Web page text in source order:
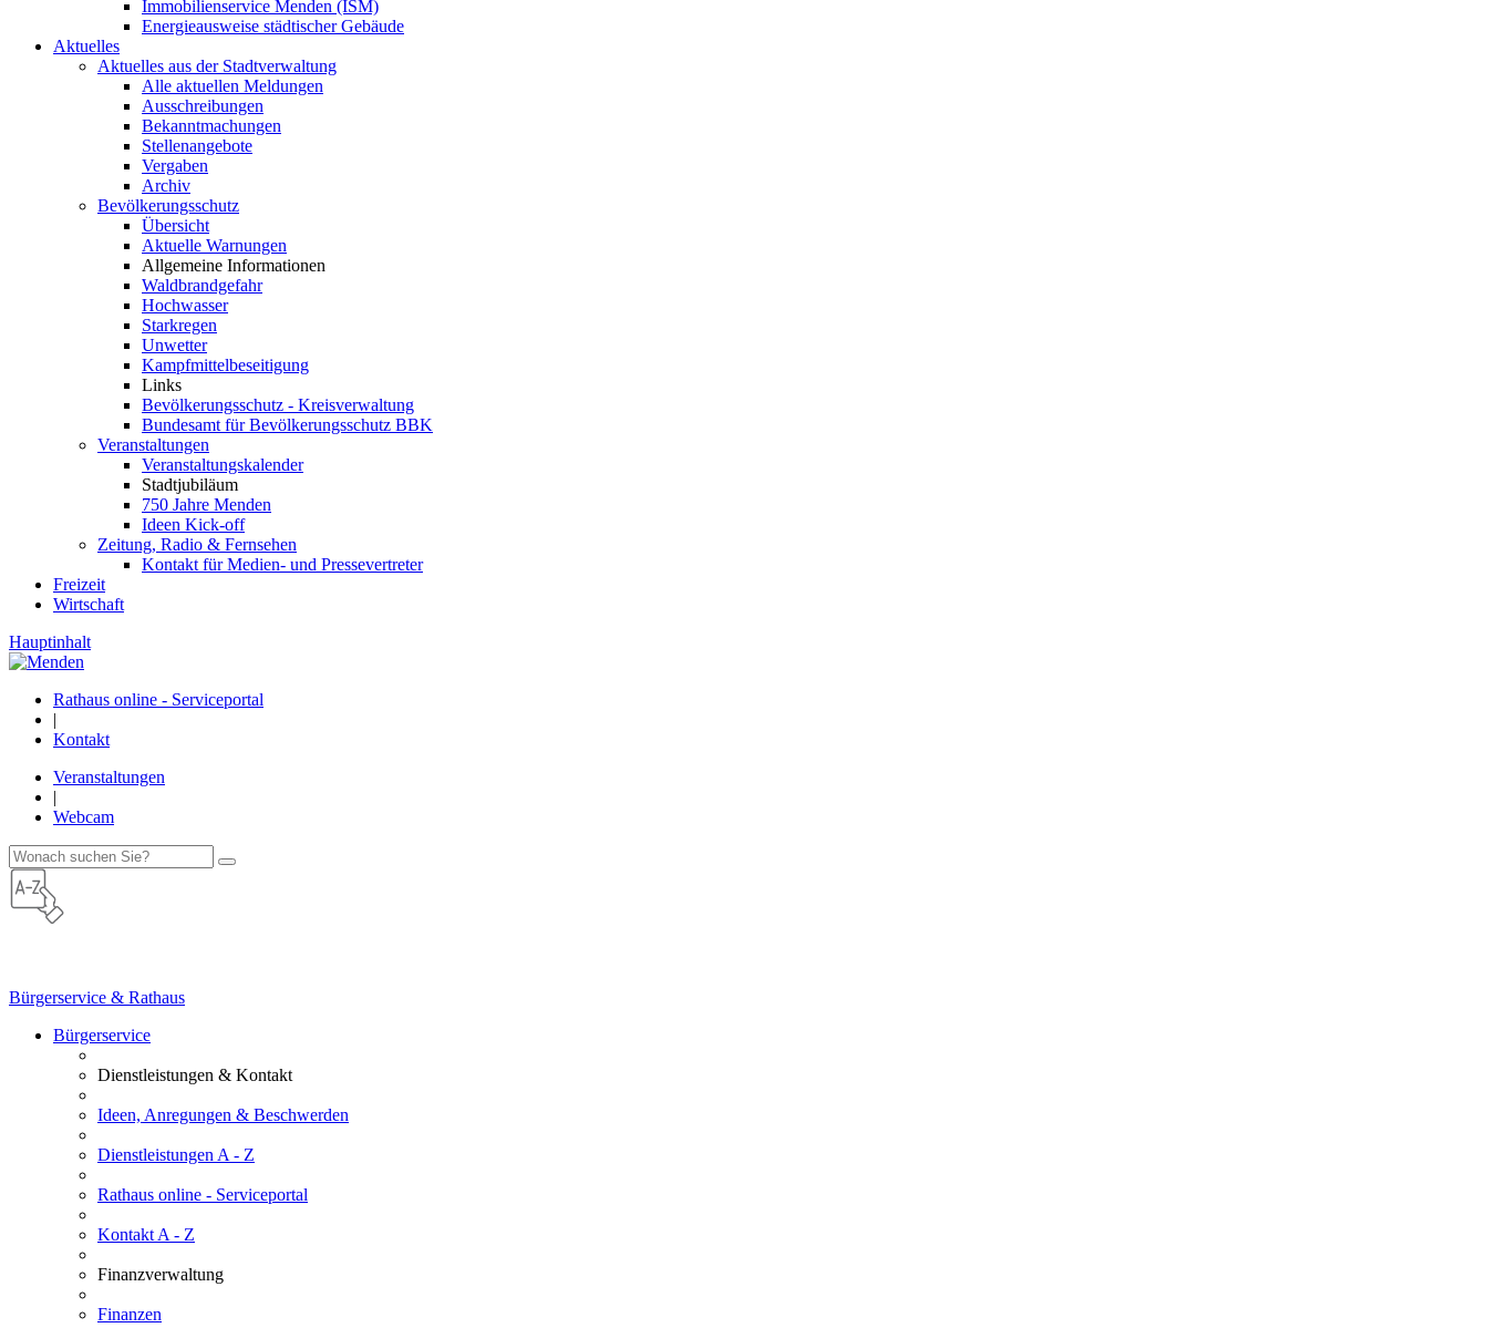
Immobilienservice Menden (ISM)
Energieausweise städtischer Gebäude
Aktuelles
Aktuelles aus der Stadtverwaltung
Alle aktuellen Meldungen
Ausschreibungen
Bekanntmachungen
Stellenangebote
Vergaben
Archiv
Bevölkerungsschutz
Übersicht
Aktuelle Warnungen
Allgemeine Informationen
Waldbrandgefahr
Hochwasser
Starkregen
Unwetter
Kampfmittelbeseitigung
Links
Bevölkerungsschutz - Kreisverwaltung
Bundesamt für Bevölkerungsschutz BBK
Veranstaltungen
Veranstaltungskalender
Stadtjubiläum
750 Jahre Menden
Ideen Kick-off
Zeitung, Radio & Fernsehen
Kontakt für Medien- und Pressevertreter
Freizeit
Wirtschaft
Hauptinhalt
Rathaus online - Serviceportal
|
Kontakt
Veranstaltungen
|
Webcam
Bürgerservice & Rathaus
Bürgerservice
Dienstleistungen & Kontakt
Ideen, Anregungen & Beschwerden
Dienstleistungen A - Z
Rathaus online - Serviceportal
Kontakt A - Z
Finanzverwaltung
Finanzen